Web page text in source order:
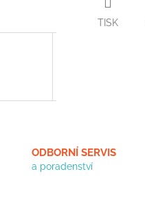
TISK
ODBORNÍ SERVIS
a poradenství